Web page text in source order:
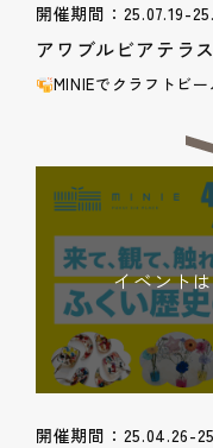
開催期間：25.07.19-
アワブルビアテラス
MINIEでクラフトビ
イベント
開催期間：25.04.26-